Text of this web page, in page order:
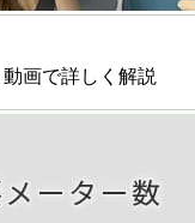
画で詳しく解説